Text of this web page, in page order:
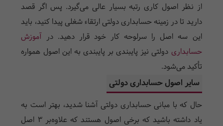
از نظر اصول کاری رتبه بسیار عالی می‌گیرد. پس اگر قصد
دارید تا در زمینه حسابداری دولتی ارتقاء شغلی پیدا کنید، باید
این سه اصل را سرلوحه کار خود قرار دهید. درآموزش
حسابداری دولتی نیز پایبندی بر پایبندی به این اصول همواره
تأکید می‌شود.
سایر اصول حسابداری دولتی
حال که با مبانی حسابداری دولتی آشنا شدید، بهتر است به
یاد داشته باشید که برخی اصول هستند که علاوه‌بر 3 اصل